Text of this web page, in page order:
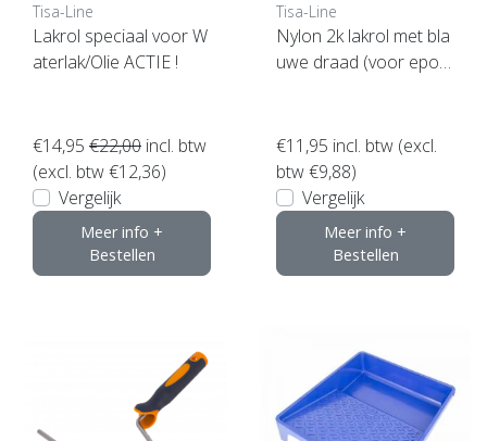
Tisa-Line
Lakrol speciaal voor W
aterlak/Olie ACTIE !
€14,95 €22,00 incl. btw
(excl. btw €12,36)
Vergelijk
Meer info +
Bestellen
Tisa-Line
Nylon 2k lakrol met bla
uwe draad (voor epox
€11,95 incl. btw (excl.
btw €9,88)
Vergelijk
Meer info +
Bestellen